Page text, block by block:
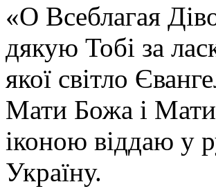
«О Всеблагая
дякую Тобі за
якої світло
Мати Божа і
іконою віддаю у
Україну.